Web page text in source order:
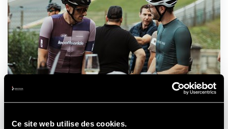
Ce site web utilise des cookies.
RAIDILLON CYCLING
CHALLENGE